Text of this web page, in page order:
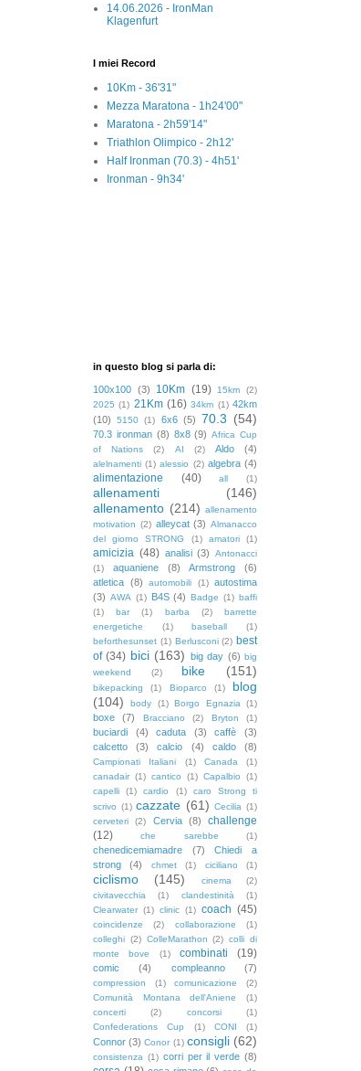
14.06.2026 - IronMan
Klagenfurt
I miei Record
10Km - 36'31"
Mezza Maratona - 1h24'00"
Maratona - 2h59'14"
Triathlon Olimpico - 2h12'
Half Ironman (70.3) - 4h51'
Ironman - 9h34'
in questo blog si parla di:
100x100 (3) 10Km (19) 15km
(2)
2025 (1) 21Km (16) 34km (1) 42km
(10)
5150 (1) 6x6 (5) 70.3 (54)
70.3 ironman (8) 8x8 (9) Africa Cup
of Nations
(2) AI (2) Aldo (4)
alelnamenti (1) alessio (2) algebra (4)
alimentazione (40) all (1)
allenamenti
(146)
allenamento (214) allenamento
motivation (2) alleycat (3) Almanacco
del giorno STRONG
(1) amatori (1)
amicizia (48) analisi (3)
Antonacci
(1)
aquaniene (8) Armstrong
(6)
atletica (8) automobili (1) autostima
(3) AWA (1) B4S (4) Badge (1) baffi
(1)
bar (1) barba (2)
barrette
energetiche
(1) baseball
(1)
beforthesunset (1) Berlusconi (2) best
of (34) bici (163) big day (6) big
weekend
(2) bike (151)
bikepacking (1) Bioparco (1)
blog
(104)
body (1) Borgo Egnazia (1)
boxe (7) Bracciano (2) Bryton (1)
buciardi (4) caduta (3) caffè
(3)
calcetto
(3) calcio (4) caldo (8)
Campionati Italiani (1) Canada
(1)
canadair (1) cantico (1) Capalbio
(1)
capelli
(1) cardio (1)
caro Strong ti
scrivo (1) cazzate (61) Cecilia (1)
cerveteri
(2) Cervia (8)
challenge
(12)
che sarebbe (1)
chenedicemiamadre (7)
Chiedi a
strong
(4) chmet (1) ciciliano (1)
ciclismo (145) cinema
(2)
civitavecchia
(1) clandestinità
(1)
Clearwater (1) clinic (1) coach (45)
coincidenze (2) collaborazione
(1)
colleghi (2) ColleMarathon (2) colli di
monte bove
(1) combinati (19)
comic (4) compleanno (7)
compression (1) comunicazione
(2)
Comunità Montana dell'Aniene
(1)
concerti
(2) concorsi
(1)
Confederations Cup
(1) CONI (1)
Connor (3) Conor (1) consigli (62)
consistenza (1) corri per il verde (8)